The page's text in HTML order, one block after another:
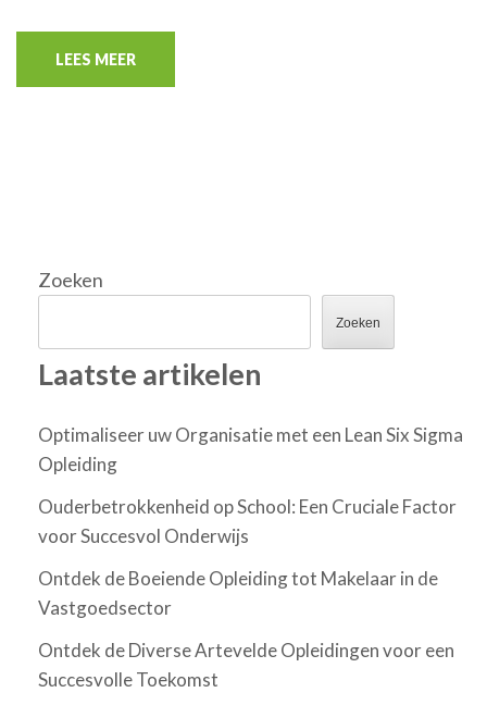
LEES MEER
Zoeken
Zoeken
Laatste artikelen
Optimaliseer uw Organisatie met een Lean Six Sigma
Opleiding
Ouderbetrokkenheid op School: Een Cruciale Factor
voor Succesvol Onderwijs
Ontdek de Boeiende Opleiding tot Makelaar in de
Vastgoedsector
Ontdek de Diverse Artevelde Opleidingen voor een
Succesvolle Toekomst